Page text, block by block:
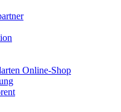
Online-Shop